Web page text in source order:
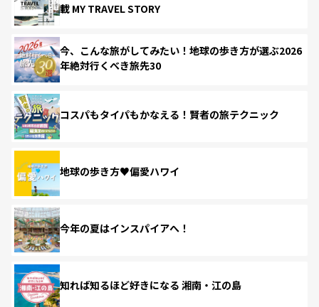
載 MY TRAVEL STORY
今、こんな旅がしてみたい！地球の歩き方が選ぶ2026
年絶対行くべき旅先30
コスパもタイパもかなえる！賢者の旅テクニック
地球の歩き方♥偏愛ハワイ
今年の夏はインスパイアへ！
知れば知るほど好きになる 湘南・江の島